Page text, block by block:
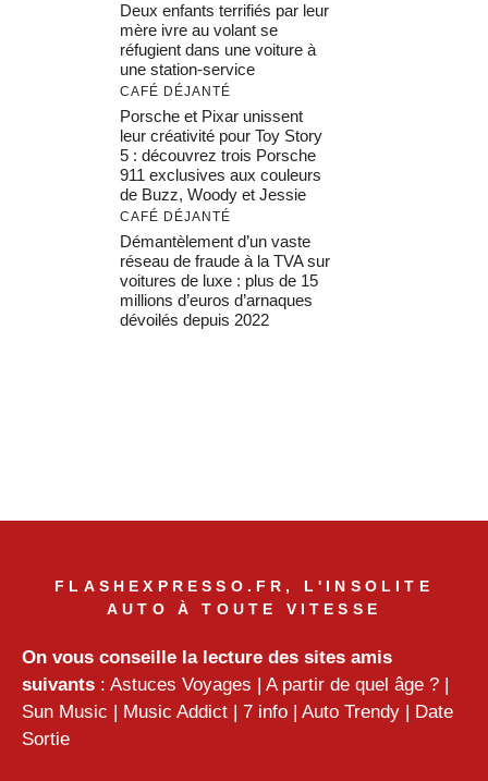
Deux enfants terrifiés par leur
mère ivre au volant se
réfugient dans une voiture à
une station-service
CAFÉ DÉJANTÉ
Porsche et Pixar unissent
leur créativité pour Toy Story
5 : découvrez trois Porsche
911 exclusives aux couleurs
de Buzz, Woody et Jessie
CAFÉ DÉJANTÉ
Démantèlement d’un vaste
réseau de fraude à la TVA sur
voitures de luxe : plus de 15
millions d’euros d’arnaques
dévoilés depuis 2022
FLASHEXPRESSO.FR, L'INSOLITE
AUTO À TOUTE VITESSE
On vous conseille la lecture des sites amis
suivants : Astuces Voyages | A partir de quel âge ? |
Sun Music | Music Addict | 7 info | Auto Trendy | Date
Sortie